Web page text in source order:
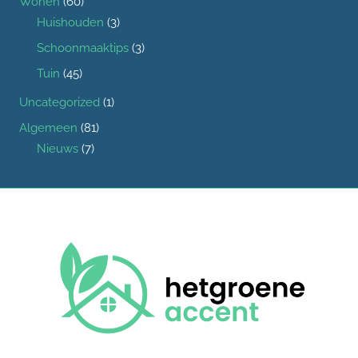
Huishouden (3)
Schoonmaaktips(3)
Tuin (45)
Uncategorized (1)
Algemeen (81)
Nieuws(7)